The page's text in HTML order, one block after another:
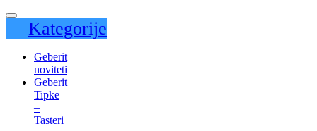
Kategorije
Geberit
noviteti
Geberit
Tipke
–
Tasteri